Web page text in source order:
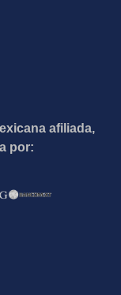
afiliada,
por: